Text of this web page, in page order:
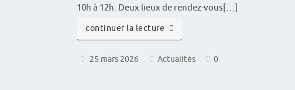
10h à 12h. Deux lieux de rendez-vous[…]
continuer la lecture
25 mars 2026 Actualités 0